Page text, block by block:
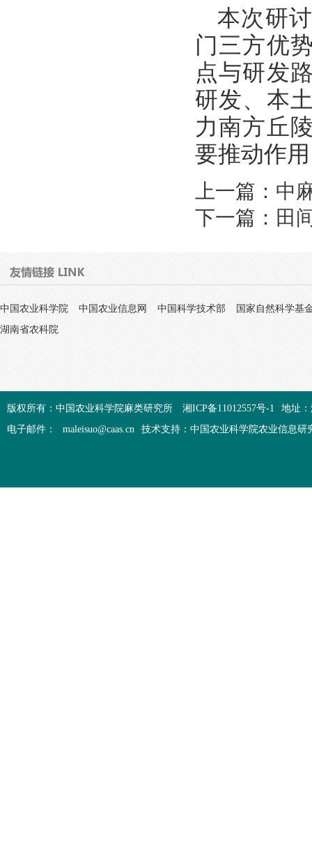
本次研
门三方优
点与研发
研发、本
力南方丘
要推动作
上一篇： 中
下一篇： 田
中国农业科学院 中国农业信息网 中国科学技术部
国家自然科学基
湖南省农科院
版权所有：中国农业科学院麻类研究所 湘ICP备11012557号-1
地址
电子邮件：
maleisuo@caas.cn 技术支持：中国农业科学院农业信息研